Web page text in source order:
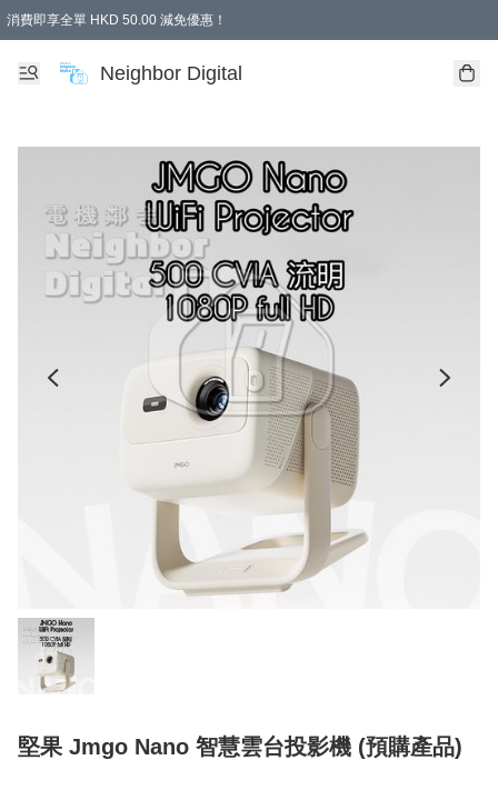
消費即享全單 HKD 50.00 減免優惠！
Neighbor Digital
堅果 Jmgo Nano 智慧雲台投影機 (預購產品)